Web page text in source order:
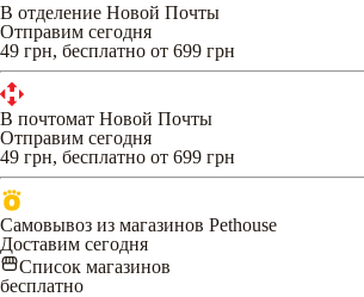
В отделение Новой Почты
Отправим сегодня
49 грн, бесплатно от 699 грн
В почтомат Новой Почты
Отправим сегодня
49 грн, бесплатно от 699 грн
Самовывоз из магазинов Pethouse
Доставим сегодня
Список магазинов
бесплатно